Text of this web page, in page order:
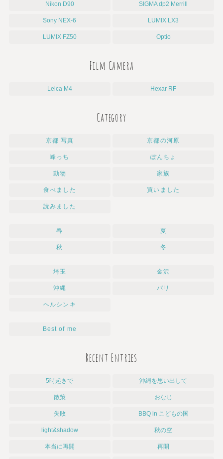
Nikon D90 SIGMA dp2 Merrill
Sony NEX-6 LUMIX LX3
LUMIX FZ50 Optio
Film Camera
Leica M4 Hexar RF
Category
京都 写真 京都の河原
峰っち ぽんちょ
動物 家族
食べました 買いました
読みました
春 夏
秋 冬
埼玉 金沢
沖縄 パリ
ヘルシンキ
Best of me
Recent Entries
5時起きで 沖縄を思い出して
散策 おなじ
失敗 BBQ in こどもの国
light&shadow 秋の空
本当に再開 再開